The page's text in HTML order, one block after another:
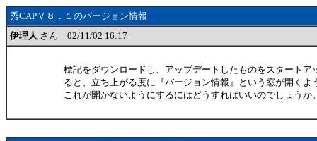
秀CAPＶ８．１のバージョン情報
伊理人 さん 02/11/02 16:17
標記をダウンロードし、アップデートしたものをスタートア
ると、立ち上がる度に『バージョン情報』という窓が開くよ
これが開かないようにするにはどうすればいいのでしょうか